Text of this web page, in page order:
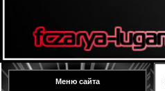
Меню сайта